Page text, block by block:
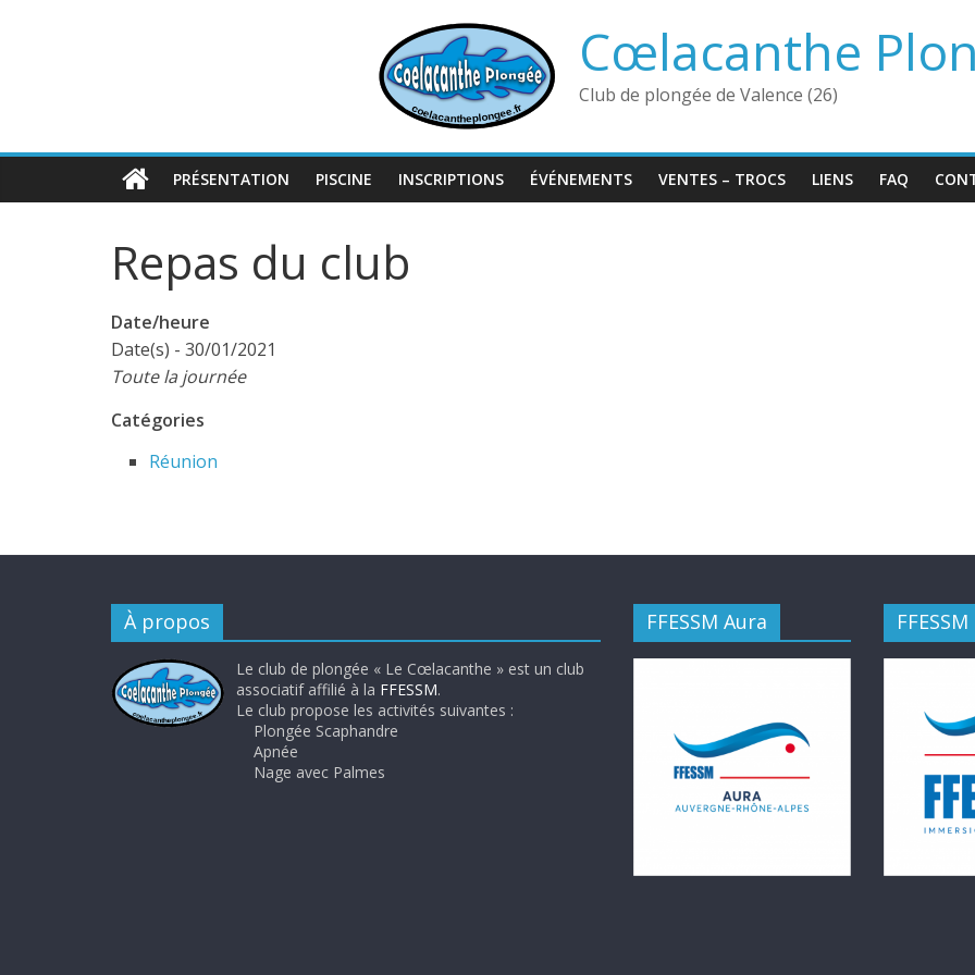
Cœlacanthe
Club de plongée de Valence (26)
PRÉSENTATION PISCINE INSCRIPTIONS ÉVÉNEMENTS VENTES – TROCS LIENS FAQ
Repas du club
Date/heure
Date(s) - 30/01/2021
Toute la journée
Catégories
Réunion
À propos
Le club de plongée « Le Cœlacanthe » est un club
associatif affilié à la FFESSM.
Le club propose les activités suivantes :
Plongée Scaphandre
Apnée
Nage avec Palmes
FFESSM Aura FFESSM